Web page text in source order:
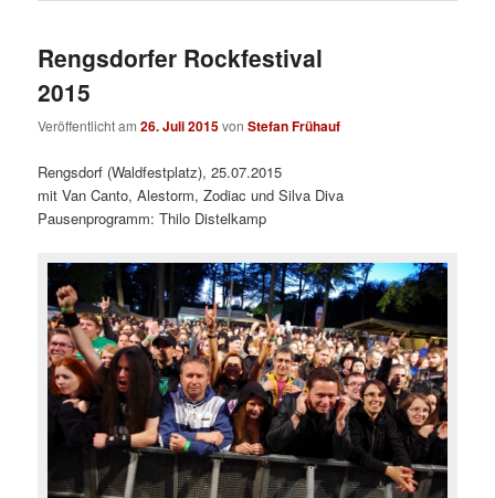
Rengsdorfer Rockfestival
2015
Veröffentlicht am26. Juli 2015vonStefan Frühauf
Rengsdorf (Waldfestplatz), 25.07.2015
mitVan Canto, Alestorm, Zodiac und Silva Diva
Pausenprogramm: Thilo Distelkamp